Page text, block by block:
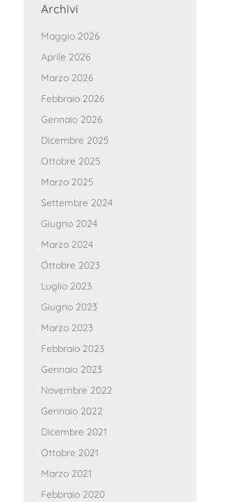
Archivi
Maggio 2026
Aprile 2026
Marzo 2026
Febbraio 2026
Gennaio 2026
Dicembre 2025
Ottobre 2025
Marzo 2025
Settembre 2024
Giugno 2024
Marzo 2024
Ottobre 2023
Luglio 2023
Giugno 2023
Marzo 2023
Febbraio 2023
Gennaio 2023
Novembre 2022
Gennaio 2022
Dicembre 2021
Ottobre 2021
Marzo 2021
Febbraio 2020